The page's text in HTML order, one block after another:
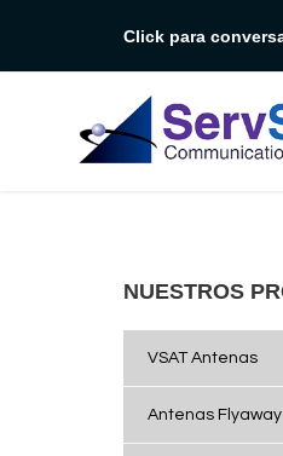
Click para
NUESTROS
VSAT Antenas
Antenas Flyaway